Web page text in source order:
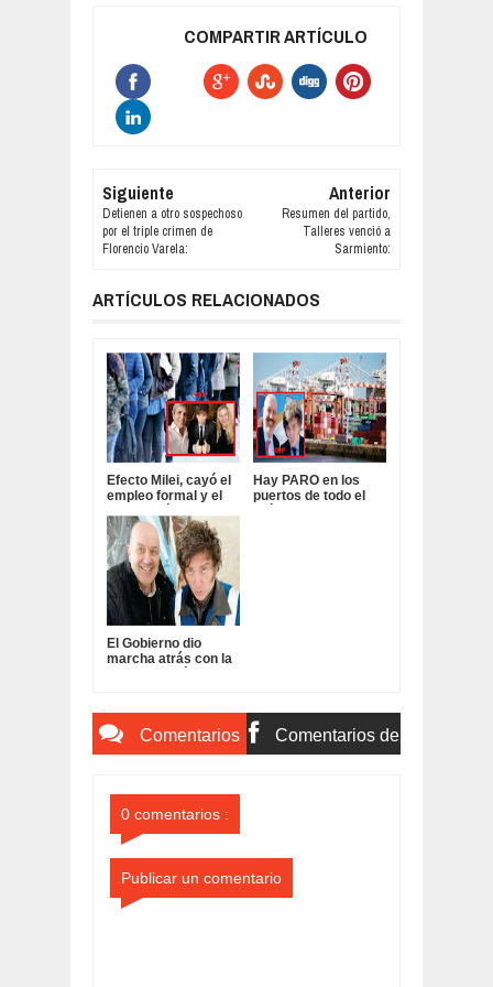
COMPARTIR ARTÍCULO
Siguiente
Detienen a otro sospechoso
por el triple crimen de
Florencio Varela:
Anterior
Resumen del partido,
Talleres venció a
Sarmiento:
ARTÍCULOS RELACIONADOS
Efecto Milei, cayó el
empleo formal y el
perdió 40% de poder
adquisitivo:
Hay PARO en los
puertos de todo el
El Gobierno dio
marcha atrás con la
Comentarios Comentarios de
0 comentarios :
Publicar un comentario